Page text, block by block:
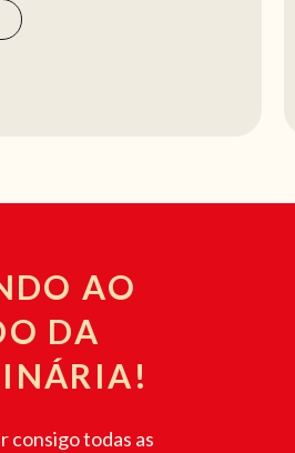
AO
DA
consigo todas as